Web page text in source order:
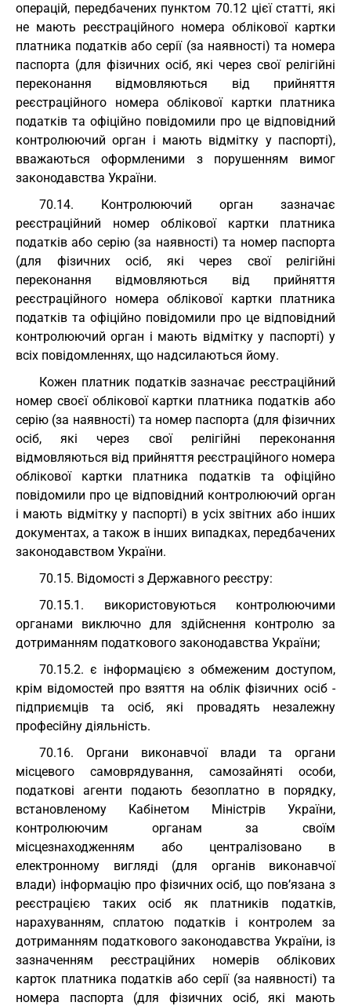
операцій, передбачених пунктом 70.12 цієї статті, які
не мають реєстраційного номера облікової картки
платника податків або серії (за наявності) та номера
паспорта (для фізичних осіб, які через свої релігійні
переконання відмовляються від прийняття
реєстраційного номера облікової картки платника
податків та офіційно повідомили про це відповідний
контролюючий орган і мають відмітку у паспорті),
вважаються оформленими з порушенням вимог
законодавства України.
70.14. Контролюючий орган зазначає
реєстраційний номер облікової картки платника
податків або серію (за наявності) та номер паспорта
(для фізичних осіб, які через свої релігійні
переконання відмовляються від прийняття
реєстраційного номера облікової картки платника
податків та офіційно повідомили про це відповідний
контролюючий орган і мають відмітку у паспорті) у
всіх повідомленнях, що надсилаються йому.
Кожен платник податків зазначає реєстраційний
номер своєї облікової картки платника податків або
серію (за наявності) та номер паспорта (для фізичних
осіб, які через свої релігійні переконання
відмовляються від прийняття реєстраційного номера
облікової картки платника податків та офіційно
повідомили про це відповідний контролюючий орган
і мають відмітку у паспорті) в усіх звітних або інших
документах, а також в інших випадках, передбачених
законодавством України.
70.15. Відомості з Державного реєстру:
70.15.1. використовуються контролюючими
органами виключно для здійснення контролю за
дотриманням податкового законодавства України;
70.15.2. є інформацією з обмеженим доступом,
крім відомостей про взяття на облік фізичних осіб -
підприємців та осіб, які провадять незалежну
професійну діяльність.
70.16. Органи виконавчої влади та органи
місцевого самоврядування, самозайняті особи,
податкові агенти подають безоплатно в порядку,
встановленому Кабінетом Міністрів України,
контролюючим органам за своїм
місцезнаходженням або централізовано в
електронному вигляді (для органів виконавчої
влади) інформацію про фізичних осіб, що пов’язана з
реєстрацією таких осіб як платників податків,
нарахуванням, сплатою податків і контролем за
дотриманням податкового законодавства України, із
зазначенням реєстраційних номерів облікових
карток платника податків або серії (за наявності) та
номера паспорта (для фізичних осіб, які мають